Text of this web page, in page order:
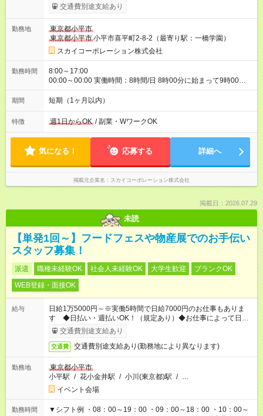
円/月 資格手当 1000円/日 交通誘導2級保持者は、指定現場の配
置日以外でも資格手当が別途1000円つきます！ 【試用期間】試
と同じです。
交通費別途支給あり
勤務地
東京都小平市
東京都小平市小平市喜平町2-8-2（最寄り駅：一橋学園）
スカイコーポレーション株式会社
勤務時間
8:00～17:00
00:00～00:00 実働時間：8時間/日 8時00分に始まって9時00分
に仕事が終わることも！ 日給制なので、1時間で仕事が終わって
も一日分もらえます☆
期間 短期（1ヶ月以内）
特徴 週1日からOK / 副業・WワークOK
気になる！ 応募する 詳細へ
掲載元企業名 スカイコーポレーション株式会社
掲載日：2026.07.29
未読
【単発1回～】フードフェスや物産展でのお手伝い
スタッフ募集！
派遣 職種未経験OK 社会人未経験OK 大学生歓迎
ブランクOK
WEB登録・面接OK
給与
日給1万5000円～※実働5時間で日給7000円のお仕事もありま
す ◆日払い・週払いOK！（規定あり）◆お仕事によって日給も
異なります
交通費別途支給あり
交通費 交通費別途支給あり(勤務地により異なります)
勤務地
東京都小平市
小平駅 / 花小金井駅 / 小川(東京都)駅 / …
イベント会場
勤務時間
▼シフト例 ・08：00～19：00 ・09：00～18：00 ・10：00～